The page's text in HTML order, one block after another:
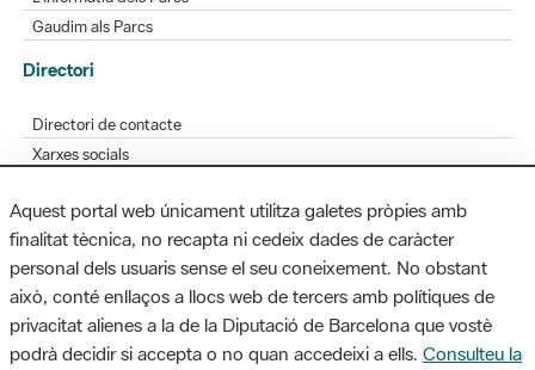
Directori de contacte
Xarxes socials
Bústia de suggeriments
Opineu sobre els parcs
MAPA WEB AVÍS LEGAL ACCESSIBILITAT
Diputació de Barcelona. Edifici Llacuna, 1a planta. Badajoz, 49. 08005
Barcelona. Tel. 934 022 428 / xarxaparcs@diba.cat
Aquest portal web únicament utilitza galetes pròpies amb
finalitat tècnica, no recapta ni cedeix dades de caràcter
personal dels usuaris sense el seu coneixement. No obstant
això, conté enllaços a llocs web de tercers amb polítiques de
privacitat alienes a la de la Diputació de Barcelona que vostè
podrà decidir si accepta o no quan accedeixi a ells. Consulteu la